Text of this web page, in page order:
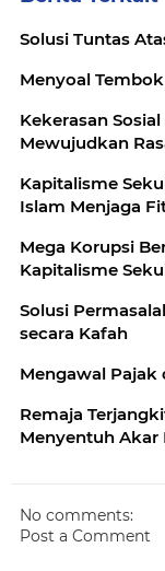
Solusi Tuntas
Menyoal
Kekerasan
Mewujudkan
Kapitalisme
Islam Menjaga
Mega Korupsi
Kapitalisme
Solusi
secara Kafah
Mengawal Pajak
Remaja
Menyentuh Akar
No comments:
Post a Comment